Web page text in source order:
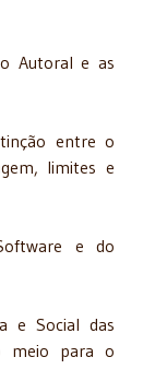
Autoral e as
entre o
limites e
e do
e Social das
meio para o